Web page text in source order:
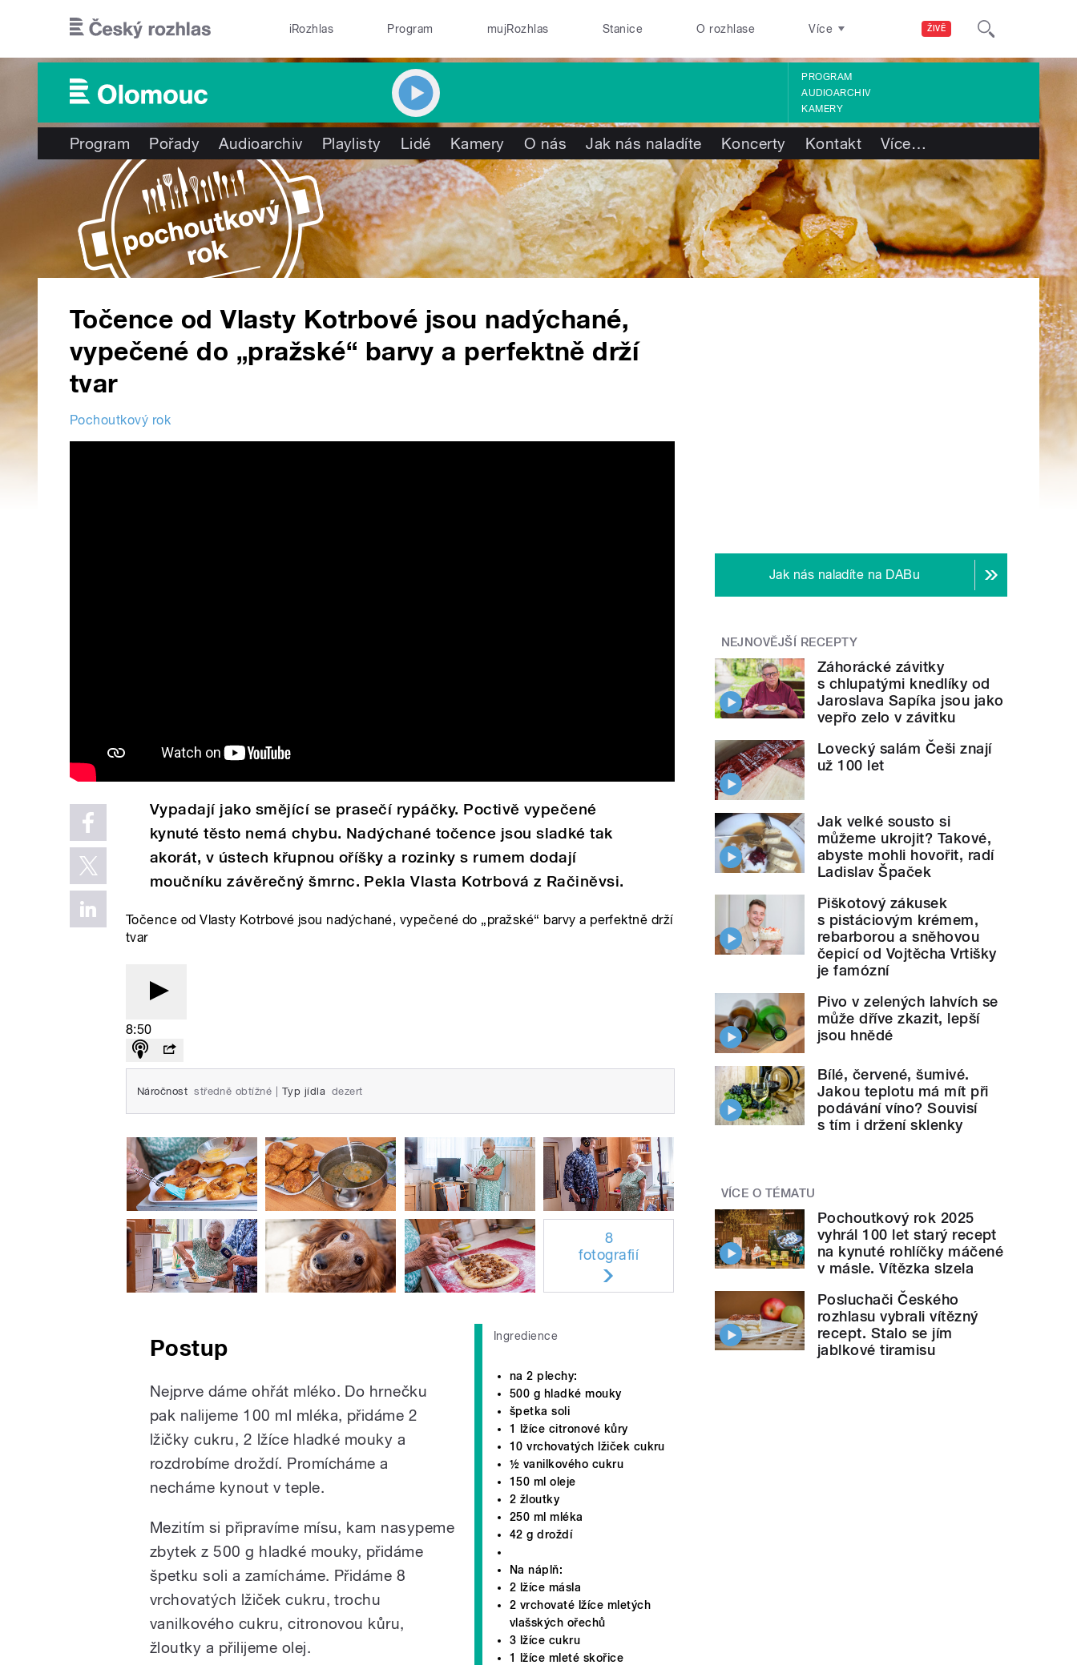
ŽIVĚ
iRozhlas Program mujRozhlas Stanice O rozhlase Více
PROGRAM
AUDIOARCHIV
KAMERY
Program Pořady Audioarchiv Playlisty Lidé Kamery O nás Jak nás naladíte Koncerty Kontakt Více…
Točence od Vlasty Kotrbové jsou nadýchané,
vypečené do „pražské“ barvy a perfektně drží
tvar
Pochoutkový rok
Vypadají jako smějící se prasečí rypáčky. Poctivě vypečené
kynuté těsto nemá chybu. Nadýchané točence jsou sladké tak
akorát, v ústech křupnou oříšky a rozinky s rumem dodají
moučníku závěrečný šmrnc. Pekla Vlasta Kotrbová z Račiněvsi.
Točence od Vlasty Kotrbové jsou nadýchané, vypečené do „pražské“ barvy a perfektně drží
tvar
8:50
Náročnost středně obtížné Typ jídla dezert
8
fotografií
Ingredience
na 2 plechy:
500 g hladké mouky
špetka soli
1 lžíce citronové kůry
10 vrchovatých lžiček cukru
½ vanilkového cukru
150 ml oleje
2 žloutky
250 ml mléka
42 g droždí
Na náplň:
2 lžíce másla
2 vrchovaté lžíce mletých
vlašských ořechů
3 lžíce cukru
1 lžíce mleté skořice
Postup
Nejprve dáme ohřát mléko. Do hrnečku
pak nalijeme 100 ml mléka, přidáme 2
lžičky cukru, 2 lžíce hladké mouky a
rozdrobíme droždí. Promícháme a
necháme kynout v teple.
Mezitím si připravíme mísu, kam nasypeme
zbytek z 500 g hladké mouky, přidáme
špetku soli a zamícháme. Přidáme 8
vrchovatých lžiček cukru, trochu
vanilkového cukru, citronovou kůru,
žloutky a přilijeme olej.
Jak nás naladíte na DABu
NEJNOVĚJŠÍ RECEPTY
Záhorácké závitky
s chlupatými knedlíky od
Jaroslava Sapíka jsou jako
vepřo zelo v závitku
Lovecký salám Češi znají
už 100 let
Jak velké sousto si
můžeme ukrojit? Takové,
abyste mohli hovořit, radí
Ladislav Špaček
Piškotový zákusek
s pistáciovým krémem,
rebarborou a sněhovou
čepicí od Vojtěcha Vrtišky
je famózní
Pivo v zelených lahvích se
může dříve zkazit, lepší
jsou hnědé
Bílé, červené, šumivé.
Jakou teplotu má mít při
podávání víno? Souvisí
s tím i držení sklenky
VÍCE O TÉMATU
Pochoutkový rok 2025
vyhrál 100 let starý recept
na kynuté rohlíčky máčené
v másle. Vítězka slzela
Posluchači Českého
rozhlasu vybrali vítězný
recept. Stalo se jím
jablkové tiramisu